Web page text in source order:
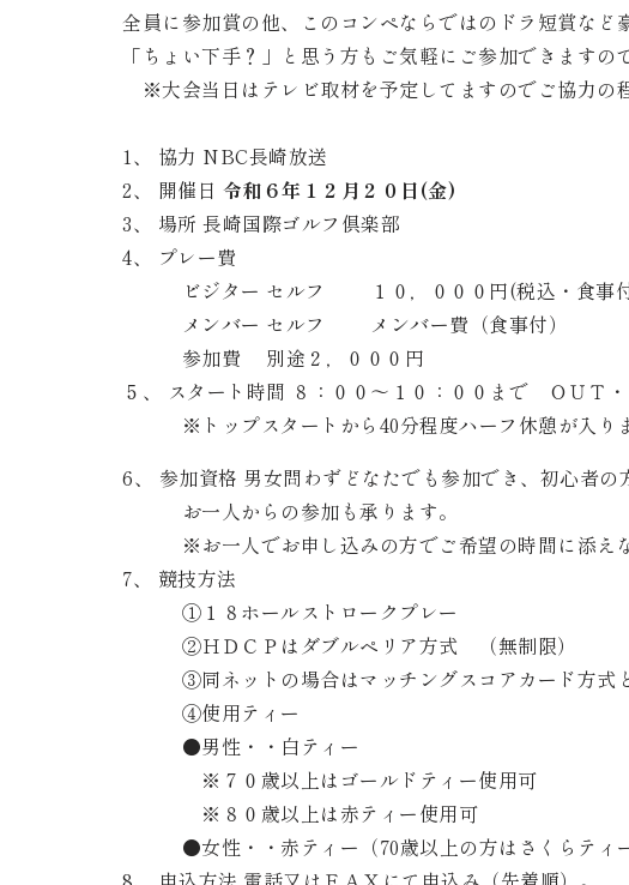
全員に参加賞の他、このコンペならではのドラ短賞など
「ちょい下手？」と思う方もご気軽にご参加できますの
※大会当日はテレビ取材を予定してますのでご協力の
1、 協力 NBC長崎放送
2、 開催日 令和６年１２月２０日(金)
3、 場所 長崎国際ゴルフ倶楽部
4、 プレー費
ビジター セルフ １０，０００円(税込・食事付
メンバー セルフ メンバー費（食事付）
参加費 別途２，０００円
５、 スタート時間 ８：００～１０：００まで ＯＵＴ
※トップスタートから40分程度ハーフ休憩が入りま
6、 参加資格 男女問わずどなたでも参加でき、初心者の
お一人からの参加も承ります。
※お一人でお申し込みの方でご希望の時間に添えな
7、 競技方法
①１８ホールストロークプレー
②ＨＤＣＰはダブルペリア方式 （無制限）
③同ネットの場合はマッチングスコアカード方式と
④使用ティー
●男性・・白ティー
※７０歳以上はゴールドティー使用可
※８０歳以上は赤ティー使用可
●女性・・赤ティー（70歳以上の方はさくらティー